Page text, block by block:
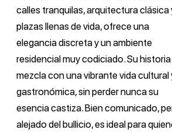
calles tranquilas, arquitectura clásica
plazas llenas de vida, ofrece una
elegancia discreta y un ambiente
residencial muy codiciado. Su
mezcla con una vibrante vida cultural
gastronómica, sin perder nunca su
esencia castiza. Bien comunicado,
alejado del bullicio, es ideal para